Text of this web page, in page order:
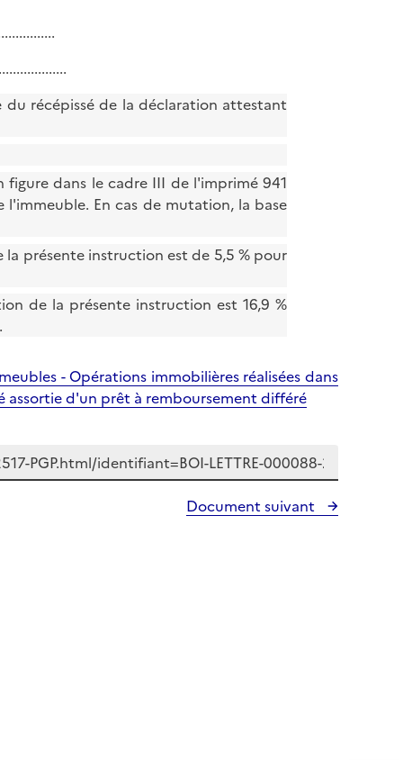
récépissé de la déclaration attestant
figure dans le cadre III de l'imprimé 941
En cas de mutation, la base
présente instruction est de 5,5 % pour
de la présente instruction est 16,9 %
- Opérations immobilières réalisées dans
assortie d'un prêt à remboursement différé
Document suivant